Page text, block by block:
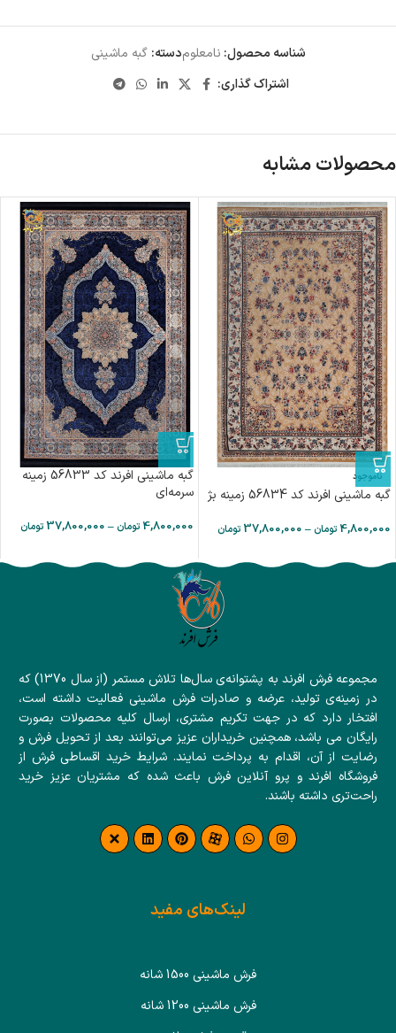
شناسه محصول: نامعلومدسته: گبه ماشینی
اشتراک گذاری:
محصولات مشابه
ناموجود
گبه ماشینی افرند کد 56834 زمینه بژ
4,800,000 تومان–
37,800,000 تومان
گبه ماشینی افرند کد 56833 زمینه
سرمه‌ای
4,800,000 تومان–
37,800,000 تومان
مجموعه فرش افرند به پشتوانه‌ی سال‌ها تلاش مستمر (از سال 1370) که
در زمینه‌ی تولید، عرضه و صادرات فرش ماشینی فعالیت داشته است،
افتخار دارد که در جهت تکریم مشتری، ارسال کلیه محصولات بصورت
رایگان می باشد، همچنین خریداران عزیز می‌توانند بعد از تحویل فرش و
رضایت از آن، اقدام به پرداخت نمایند. شرایط خرید اقساطی فرش از
فروشگاه افرند و پرو آنلاین فرش باعث شده که مشتریان عزیز خرید
راحت‌تری داشته باشند.
لینک‌های مفید
فرش ماشینی 1500 شانه
فرش ماشینی 1200 شانه